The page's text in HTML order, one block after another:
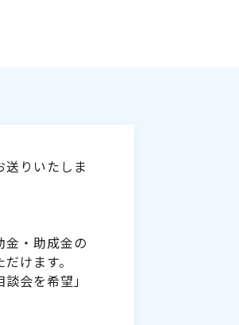
りいたしま
金・助成金の
けます。
会を希望」